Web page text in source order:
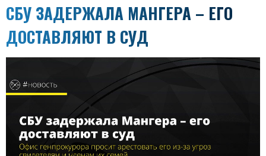
СБУ ЗАДЕРЖАЛА МАНГЕРА – ЕГО
ДОСТАВЛЯЮТ В СУД